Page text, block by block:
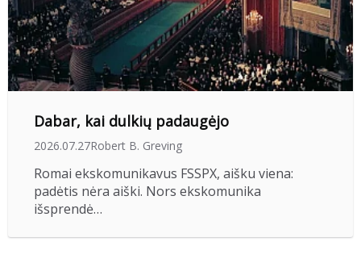
Dabar, kai dulkių padaugėjo
2026.07.27Robert B. Greving
Romai ekskomunikavus FSSPX, aišku viena:
padėtis nėra aiški. Nors ekskomunika
išsprendė…